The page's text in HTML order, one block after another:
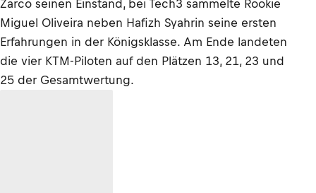
Zarco seinen Einstand, bei Tech3 sammelte Rookie
Miguel Oliveira neben Hafizh Syahrin seine ersten
Erfahrungen in der Königsklasse. Am Ende landeten
die vier KTM-Piloten auf den Plätzen 13, 21, 23 und
25 der Gesamtwertung.